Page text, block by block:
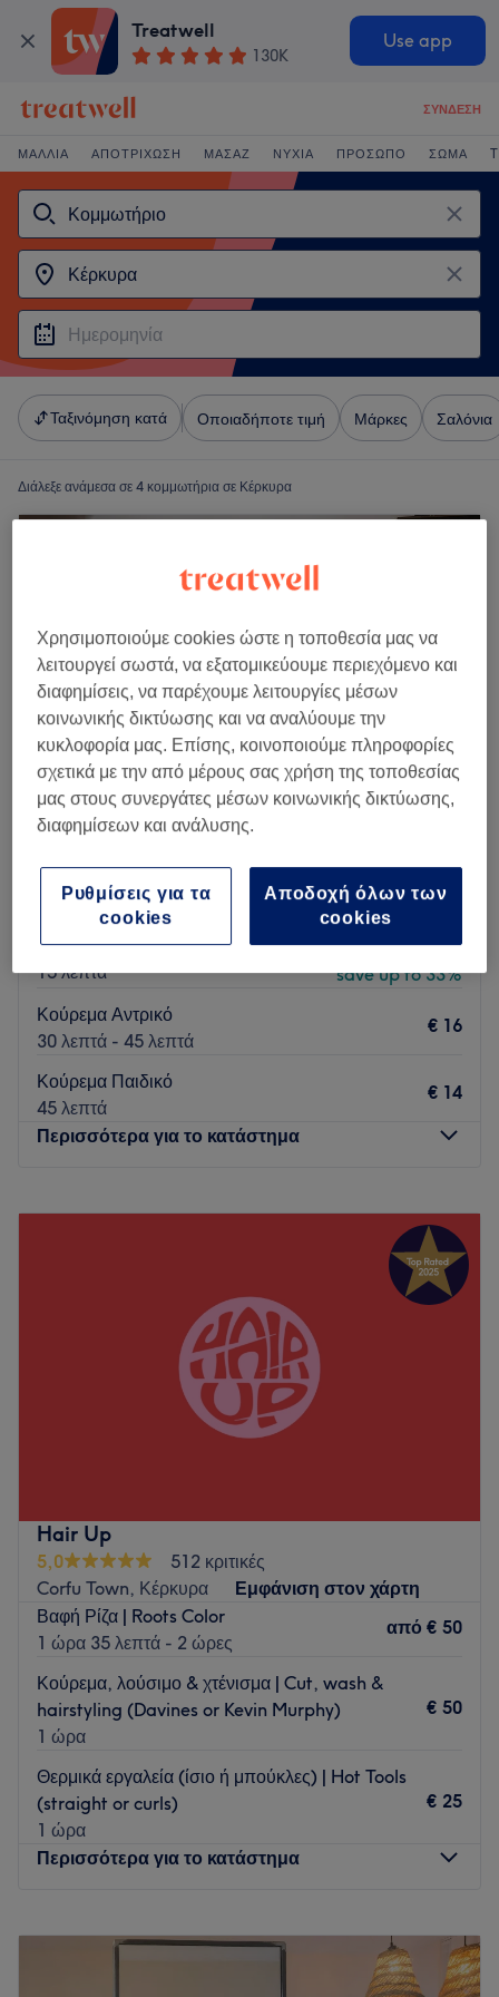
Treatwell
130K
Use app
ΣΎΝΔΕΣΗ
ΜΑΛΛΙΆ ΑΠΟΤΡΊΧΩΣΗ ΜΑΣΆΖ ΝΎΧΙΑ ΠΡΌΣΩΠΟ ΣΏΜΑ
Ταξινόμηση κατά Οποιαδήποτε τιμή Μάρκες Σαλόνια
Διάλεξε ανάμεσα σε 4 κομμωτήρια σε Κέρκυρα
The Brother's Hood
5,0
1953 κριτικές
Corfu Town, Κέρκυρα
Εμφάνιση στον χάρτη
Εκτός αιχμής
Ξύρισμα απλό
15 λεπτά
από € 4
save up to 33%
Κούρεμα Αντρικό
30 λεπτά - 45 λεπτά
€ 16
Κούρεμα Παιδικό
45 λεπτά
€ 14
Περισσότερα για το κατάστημα
21:00
21:00
–21:00
21:00
Το The Brother's Hood στην Κέρκυρα προσφέρει υπηρεσίες
αντρικού κουρέματος, ξυρίσματος και καθαρισμού
του αξίζει.
Συγκοινωνία:
Το κατάστημα βρίσκεται κοντά σε στάσεις λεωφορείων.
Η ομάδα:
κάνοντάς σε να περάσεις ευχάριστες και χαλαρωτικές
στιγμές στα χέρια της.
Περιβάλλον: Φιλόξενο, ευχάριστο.
Ειδικεύονται σε: Αντρική κομμωτική.
Προϊόντα: Reuzel, Uppercut, Old Soul.
Go to venue
Hair Up
5,0
512 κριτικές
Corfu Town, Κέρκυρα
Εμφάνιση στον χάρτη
Βαφή Ρίζα | Roots Color
1 ώρα 35 λεπτά - 2 ώρες
από € 50
Κούρεμα, λούσιμο & χτένισμα | Cut, wash &
hairstyling (Davines or Kevin Murphy)
1 ώρα
€ 50
Θερμικά εργαλεία (ίσιο ή μπούκλες) | Hot Tools
(straight or curls)
1 ώρα
€ 25
Περισσότερα για το κατάστημα
–19:00
09:00–16:00
Χρησιμοποιούμε cookies ώστε η τοποθεσία μας να
λειτουργεί σωστά, να εξατομικεύουμε περιεχόμενο και
διαφημίσεις, να παρέχουμε λειτουργίες μέσων
κοινωνικής δικτύωσης και να αναλύουμε την
κυκλοφορία μας. Επίσης, κοινοποιούμε πληροφορίες
σχετικά με την από μέρους σας χρήση της τοποθεσίας
μας στους συνεργάτες μέσων κοινωνικής δικτύωσης,
διαφημίσεων και ανάλυσης.
Αποδοχή όλων των
cookies
Ρυθμίσεις για τα
cookies